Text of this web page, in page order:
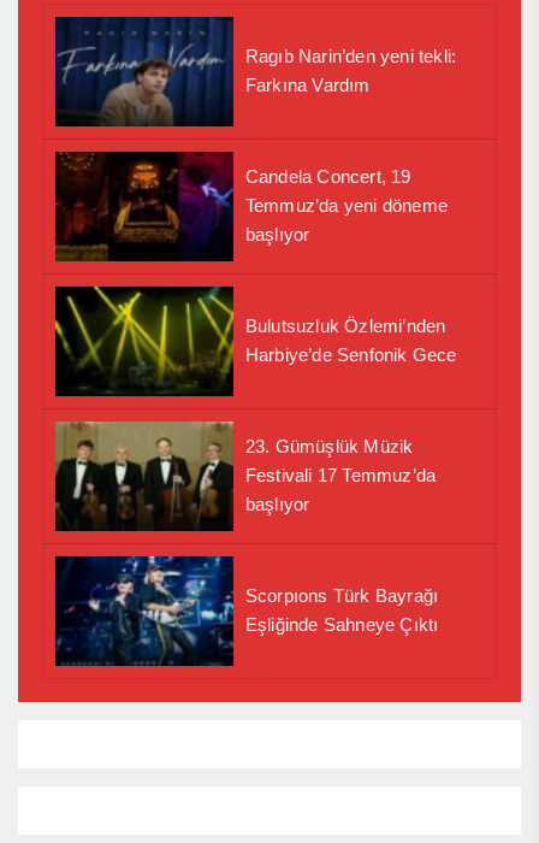
Ragıb Narin’den yeni tekli:
Farkına Vardım
Candela Concert, 19
Temmuz’da yeni döneme
başlıyor
Bulutsuzluk Özlemi’nden
Harbiye’de Senfonik Gece
23. Gümüşlük Müzik
Festivali 17 Temmuz’da
başlıyor
Scorpıons Türk Bayrağı
Eşliğinde Sahneye Çıktı